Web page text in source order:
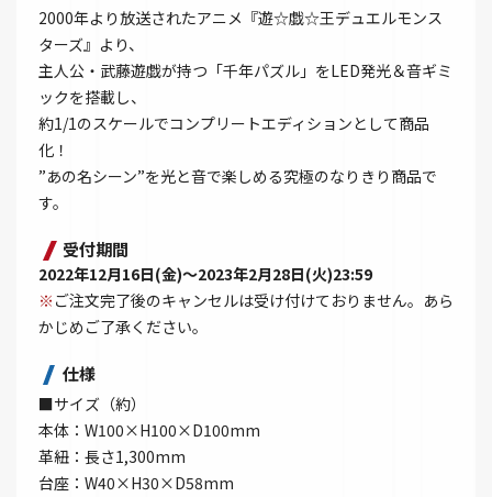
2000年より放送されたアニメ『遊☆戯☆王デュエルモンス
ターズ』より、
主人公・武藤遊戯が持つ「千年パズル」をLED発光＆音ギミ
ックを搭載し、
約1/1のスケールでコンプリートエディションとして商品
化！
”あの名シーン”を光と音で楽しめる究極のなりきり商品で
す。
受付期間
2022年12月16日(金)～2023年2月28日(火)23:59
※ ご注文完了後のキャンセルは受け付けておりません。あら
かじめご了承ください。
仕様
■サイズ（約）
本体：W100×H100×D100mm
革紐：長さ1,300mm
台座：W40×H30×D58mm